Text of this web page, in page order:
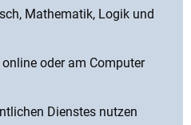
Mathematik, Logik und
oder am Computer
Dienstes nutzen